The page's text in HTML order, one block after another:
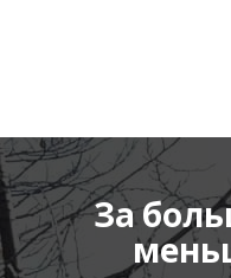
За